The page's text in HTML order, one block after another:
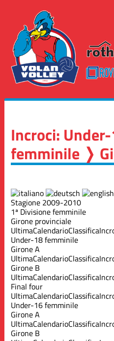
Incroci:
femminile ❭
Stagione 2009-2010
1ª Divisione femminile
Girone provinciale
UltimaCalendarioClassifica
Under-18 femminile
Girone A
UltimaCalendarioClassifica
Girone B
UltimaCalendarioClassifica
Final four
UltimaCalendarioClassifica
Under-16 femminile
Girone A
UltimaCalendarioClassifica
Girone B